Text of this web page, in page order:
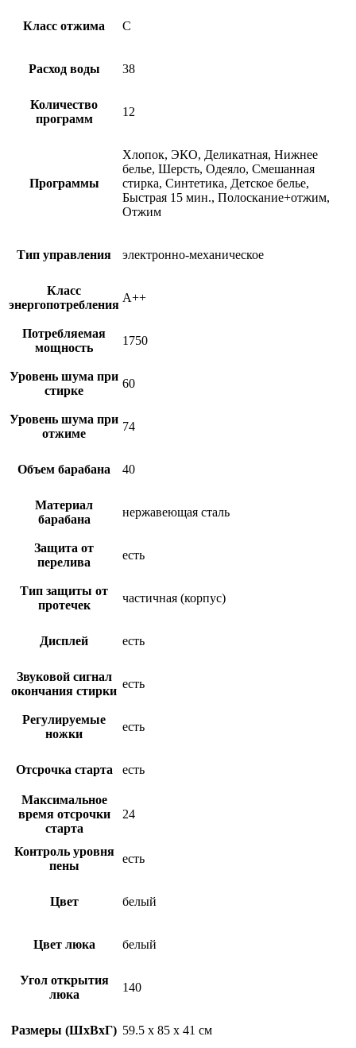
Класс отжима C
Расход воды 38
Количество
программ
12
Программы
Хлопок, ЭКО, Деликатная, Нижнее
белье, Шерсть, Одеяло, Смешанная
стирка, Синтетика, Детское белье,
Быстрая 15 мин., Полоскание+отжим,
Отжим
Тип управления электронно-механическое
Класс
энергопотребления
A++
Потребляемая
мощность
1750
Уровень шума при
стирке
60
Уровень шума при
отжиме
74
Объем барабана 40
Материал
барабана
нержавеющая сталь
Защита от
перелива
есть
Тип защиты от
протечек
частичная (корпус)
Дисплей есть
Звуковой сигнал
окончания стирки
есть
Регулируемые
ножки
есть
Отсрочка старта есть
Максимальное
время отсрочки
старта
24
Контроль уровня
пены
есть
Цвет белый
Цвет люка белый
Угол открытия
люка
140
Размеры (ШхВхГ) 59.5 х 85 х 41 см